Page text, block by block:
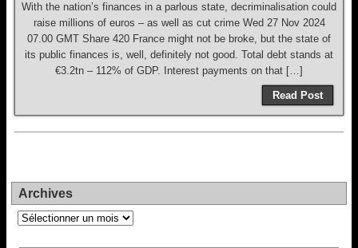
With the nation’s finances in a parlous state, decriminalisation could
raise millions of euros – as well as cut crime Wed 27 Nov 2024
07.00 GMT Share 420 France might not be broke, but the state of
its public finances is, well, definitely not good. Total debt stands at
€3.2tn – 112% of GDP. Interest payments on that […]
Read Post
Archives
Archives